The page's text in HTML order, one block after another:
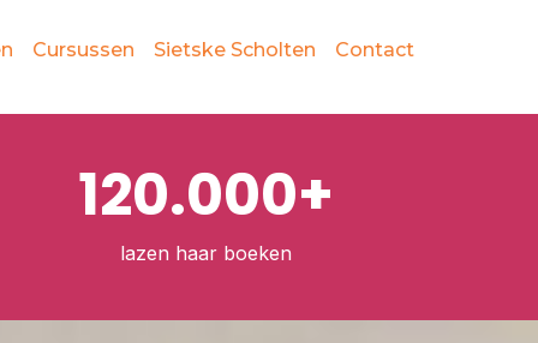
Cursussen Sietske Scholten Contact
120.000+
lazen haar boeken